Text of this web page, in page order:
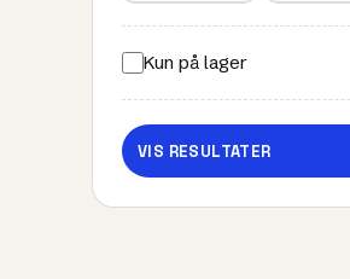
Kun på lager
VIS RESULTATER